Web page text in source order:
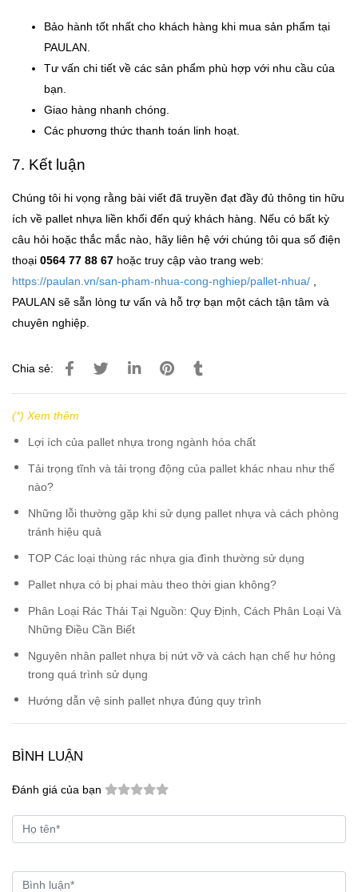
Bảo hành tốt nhất cho khách hàng khi mua sản phẩm tại
PAULAN.
Tư vấn chi tiết về các sản phẩm phù hợp với nhu cầu của
bạn.
Giao hàng nhanh chóng.
Các phương thức thanh toán linh hoạt.
7. Kết luận
Chúng tôi hi vọng rằng bài viết đã truyền đạt đầy đủ thông tin hữu
ích về pallet nhựa liền khối đến quý khách hàng. Nếu có bất kỳ
câu hỏi hoặc thắc mắc nào, hãy liên hệ với chúng tôi qua số điện
thoại 0564 77 88 67 hoặc truy cập vào trang web:
https://paulan.vn/san-pham-nhua-cong-nghiep/pallet-nhua/
PAULAN sẽ sẵn lòng tư vấn và hỗ trợ bạn một cách tận tâm và
chuyên nghiệp.
Chia sẻ:
(*) Xem thêm
Lợi ích của pallet nhựa trong ngành hóa chất
Tải trọng tĩnh và tải trọng động của pallet khác nhau như thế
nào?
Những lỗi thường gặp khi sử dụng pallet nhựa và cách phòng
tránh hiệu quả
TOP Các loại thùng rác nhựa gia đình thường sử dụng
Pallet nhựa có bị phai màu theo thời gian không?
Phân Loại Rác Thải Tại Nguồn: Quy Định, Cách Phân Loại Và
Những Điều Cần Biết
Nguyên nhân pallet nhựa bị nứt vỡ và cách hạn chế hư hỏng
trong quá trình sử dụng
Hướng dẫn vệ sinh pallet nhựa đúng quy trình
BÌNH LUẬN
Đánh giá của bạn